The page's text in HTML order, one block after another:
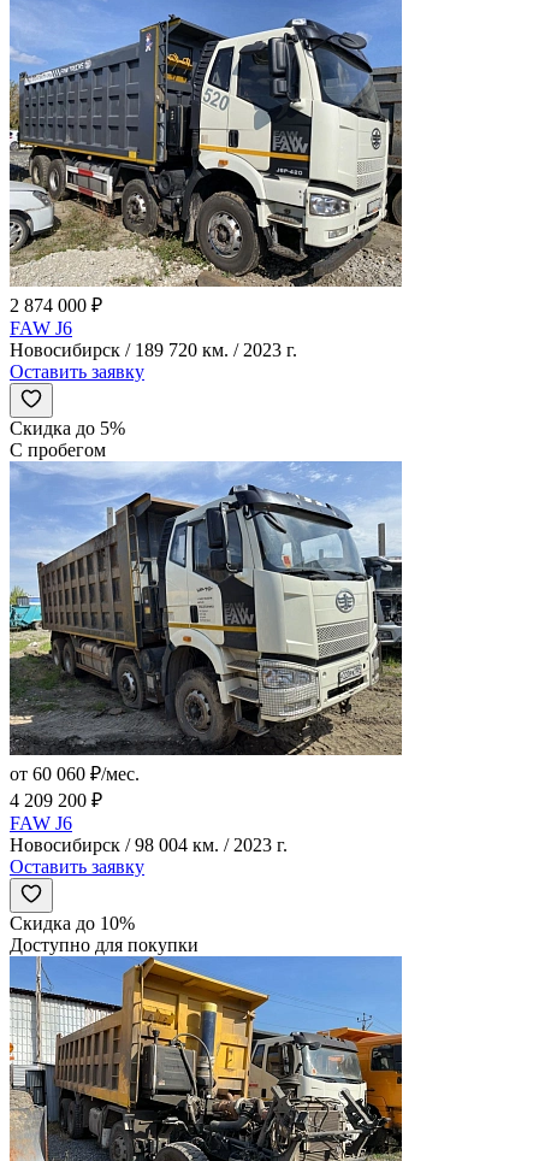
2 874 000 ₽
FAW J6
Новосибирск / 189 720 км. / 2023 г.
Оставить заявку
Скидка до 5%
С пробегом
от 60 060 ₽/мес.
4 209 200 ₽
FAW J6
Новосибирск / 98 004 км. / 2023 г.
Оставить заявку
Скидка до 10%
Доступно для покупки